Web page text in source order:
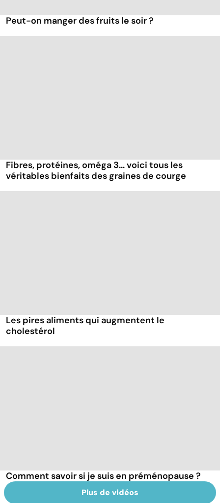
Peut-on manger des fruits le soir ?
Fibres, protéines, oméga 3... voici tous les
véritables bienfaits des graines de courge
Les pires aliments qui augmentent le
cholestérol
Comment savoir si je suis en préménopause ?
Plus de vidéos